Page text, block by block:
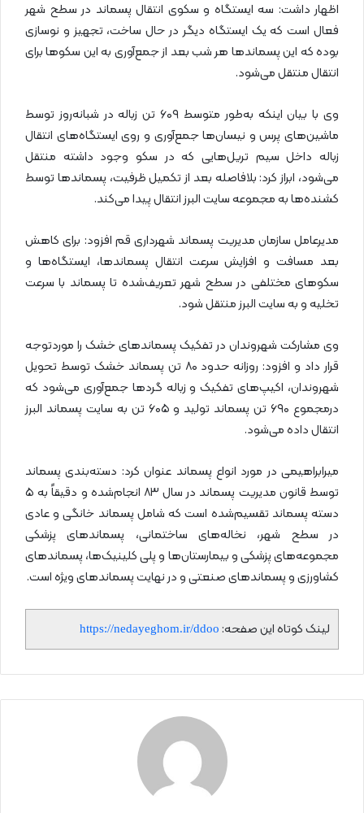
اظهار داشت: سه ایستگاه و سکوی انتقال پسماند در سطح شهر
فعال است که یک ایستگاه دیگر در حال ساخت، تجهیز و نوسازی
بوده که این پسماندها هر شب بعد از جمع‌آوری به این سکوها برای
انتقال منتقل می‌شود.
وی با بیان اینکه به‌طور متوسط ۶۰۹ تن زباله در شبانه‌روز توسط
ماشین‌های پرس و نیسان‌ها جمع‌آوری و روی ایستگاه‌های انتقال
زباله داخل سیم تریل‌هایی که در سکو وجود داشته منتقل
می‌شود، ابراز کرد: بلافاصله بعد از تکمیل ظرفیت، پسماندها توسط
کشنده‌ها به مجموعه سایت البرز انتقال پیدا می‌کند.
مدیرعامل سازمان مدیریت پسماند شهرداری قم افزود: برای کاهش
بعد مسافت و افزایش سرعت انتقال پسماندها، ایستگاه‌ها و
سکوهای مختلفی در سطح شهر تعریف‌شده تا پسماند با سرعت
تخلیه و به سایت البرز منتقل شود.
وی مشارکت شهروندان در تفکیک پسماندهای خشک را موردتوجه
قرار داد و افزود: روزانه حدود ۸۰ تن پسماند خشک توسط تحویل
شهروندان، اکیپ‌های تفکیک و زباله گردها جمع‌آوری می‌شود که
درمجموع ۶۹۰ تن پسماند تولید و ۶۰۵ تن به سایت پسماند البرز
انتقال داده می‌شود.
میرابراهیمی در مورد انواع پسماند عنوان کرد: دسته‌بندی پسماند
توسط قانون مدیریت پسماند در سال ۸۳ انجام‌شده و دقیقاً به ۵
دسته پسماند تقسیم‌شده است که شامل پسماند خانگی و عادی
در سطح شهر، نخاله‌های ساختمانی، پسماندهای پزشکی
مجموعه‌های پزشکی و بیمارستان‌ها و پلی کلینیک‌ها، پسماندهای
کشاورزی و پسماندهای صنعتی و در نهایت پسماندهای ویژه است.
لینک کوتاه این صفحه: https://nedayeghom.ir/ddoo